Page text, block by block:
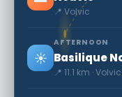
📍 Volvic
☀️
AFTERNOON
Basilique
📍 11.1 km · Volvic